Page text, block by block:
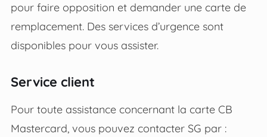
pour faire opposition et demander une carte de
remplacement. Des services d’urgence sont
disponibles pour vous assister.
Service client
Pour toute assistance concernant la carte CB
Mastercard, vous pouvez contacter SG par :